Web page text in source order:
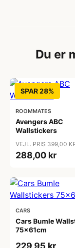
Du er
SPAR 28%
ROOMMATES
Avengers ABC
Wallstickers
VEJL. PRIS 399,00
288,00 kr
CARS
Cars Bumle
75x61cm
229,95 kr